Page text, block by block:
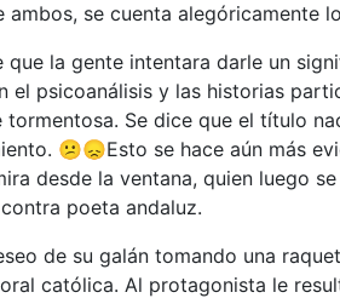
se cuenta alegóricamente
la gente intentara darle un
psicoanálisis y las historias
Se dice que el título
😕😞Esto se hace aún más
desde la ventana, quien luego
poeta andaluz.
de su galán tomando una
católica. Al protagonista le